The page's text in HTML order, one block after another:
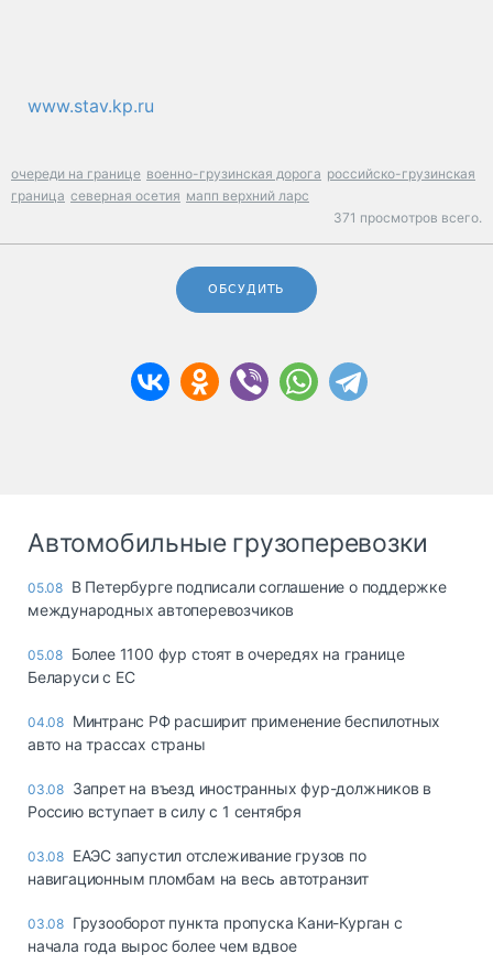
www.stav.kp.ru
очереди на границе военно-грузинская дорога российско-грузинская
граница северная осетия мапп верхний ларс
371 просмотров всего.
ОБСУДИТЬ
Автомобильные грузоперевозки
05.08 В Петербурге подписали соглашение о поддержке
международных автоперевозчиков
05.08 Более 1100 фур стоят в очередях на границе
Беларуси с ЕС
04.08 Минтранс РФ расширит применение беспилотных
авто на трассах страны
03.08 Запрет на въезд иностранных фур-должников в
Россию вступает в силу с 1 сентября
03.08 ЕАЭС запустил отслеживание грузов по
навигационным пломбам на весь автотранзит
03.08 Грузооборот пункта пропуска Кани-Курган с
начала года вырос более чем вдвое